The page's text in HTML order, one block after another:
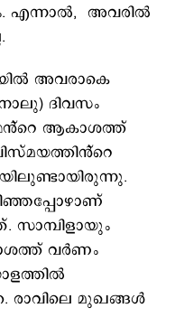
എന്നാൽ, അവരിൽ
അവരാകെ
ദിവസം
ആകാശത്ത്
സാമ്പിളായും
വർണം
രാവിലെ മുഖങ്ങൾ